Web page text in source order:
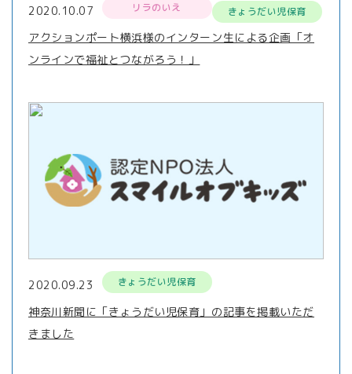
2020.10.07 リラのいえ きょうだい児保育
アクションポート横浜様のインターン生による企画「オ
ンラインで福祉とつながろう！」
2020.09.23 きょうだい児保育
神奈川新聞に「きょうだい児保育」の記事を掲載いただ
きました